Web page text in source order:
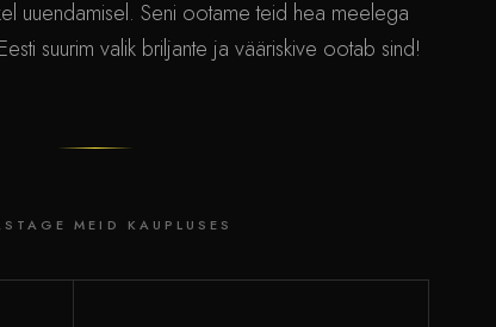
uuendamisel. Seni ootame teid hea meelega
suurim valik briljante ja vääriskive ootab sind!
MEID KAUPLUSES